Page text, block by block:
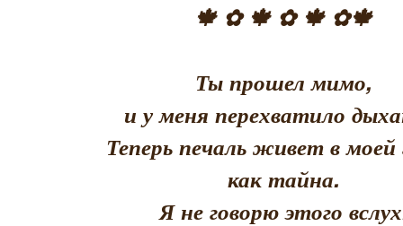
🍁 ✿ 🍁 ✿ 🍁 ✿🍁
Ты прошел мимо,
и у меня перехватило
Теперь печаль живет в моей
как тайна.
Я не говорю этого